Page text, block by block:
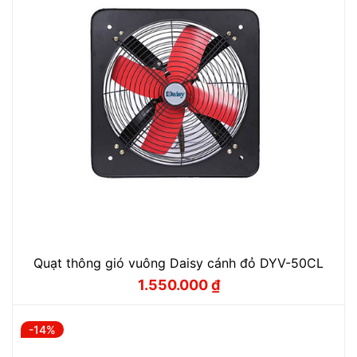
Quạt thông gió vuông Daisy cánh đỏ DYV-50CL
Giá
1.550.000₫
Giá
-14%